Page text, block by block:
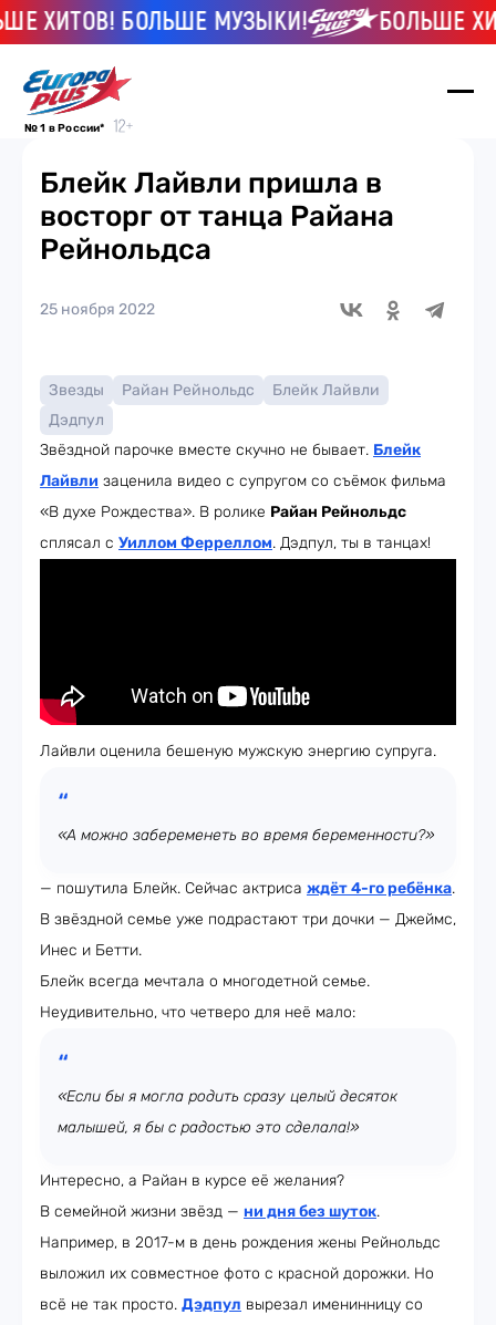
ХИТОВ! БОЛЬШЕ МУЗЫКИ! БОЛЬШЕ
№ 1 в России*
Блейк Лайвли пришла в
восторг от танца Райана
Рейнольдса
25 ноября 2022
Звезды Райан Рейнольдс
Блейк Лайвли
Дэдпул
Звёздной парочке вместе скучно не бывает. Блейк
Лайвли заценила видео с супругом со съёмок фильма
«В духе Рождества». В ролике Райан Рейнольдс
сплясал с Уиллом Ферреллом. Дэдпул, ты в танцах!
Лайвли оценила бешеную мужскую энергию супруга.
«А можно забеременеть во время беременности?»
— пошутила Блейк. Сейчас актриса ждёт 4-го ребёнка.
В звёздной семье уже подрастают три дочки — Джеймс,
Инес и Бетти.
Блейк всегда мечтала о многодетной семье.
Неудивительно, что четверо для неё мало:
«Если бы я могла родить сразу целый десяток
малышей, я бы с радостью это сделала!»
Интересно, а Райан в курсе её желания?
В семейной жизни звёзд — ни дня без шуток.
Например, в 2017-м в день рождения жены Рейнольдс
выложил их совместное фото с красной дорожки. Но
всё не так просто. Дэдпул вырезал именинницу со